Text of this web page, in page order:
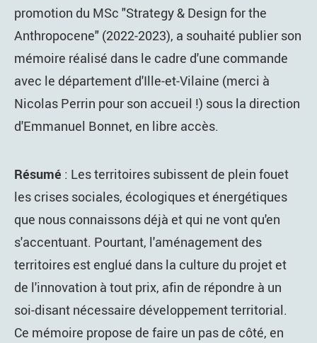
promotion du MSc "Strategy & Design for the
Anthropocene" (2022-2023), a souhaité publier son
mémoire réalisé dans le cadre d'une commande
avec le département d'Ille-et-Vilaine (merci à
Nicolas Perrin pour son accueil !) sous la direction
d'Emmanuel Bonnet, en libre accès.
Résumé : Les territoires subissent de plein fouet
les crises sociales, écologiques et énergétiques
que nous connaissons déjà et qui ne vont qu'en
s'accentuant. Pourtant, l'aménagement des
territoires est englué dans la culture du projet et
de l'innovation à tout prix, afin de répondre à un
soi-disant nécessaire développement territorial.
Ce mémoire propose de faire un pas de côté, en